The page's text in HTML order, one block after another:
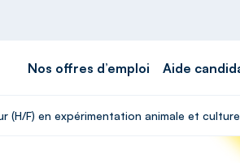
Nos offres d’emploi Aide
(H/F) en expérimentation animale et